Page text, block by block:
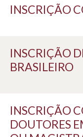
INSCRIÇÃO
INSCRIÇÃO
BRASILEIRO
INSCRIÇÃO
DOUTORES